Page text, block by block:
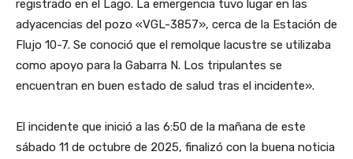
registrado en el Lago. La emergencia tuvo lugar en las
adyacencias del pozo «VGL-3857», cerca de la Estación de
Flujo 10-7. Se conoció que el remolque lacustre se utilizaba
como apoyo para la Gabarra N. Los tripulantes se
encuentran en buen estado de salud tras el incidente».
El incidente que inició a las 6:50 de la mañana de este
sábado 11 de octubre de 2025, finalizó con la buena noticia